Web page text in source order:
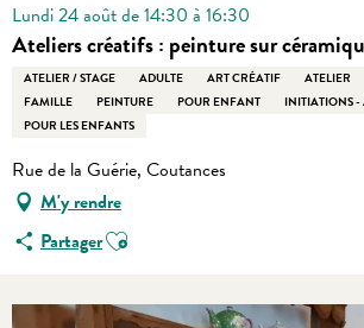
Lundi 24 août de 14:30 à 16:30
Ateliers créatifs : peinture sur
ATELIER / STAGE ADULTE ART CRÉATIF ATELIER
FAMILLE
PEINTURE POUR ENFANT
INITIATIONS -
POUR LES ENFANTS
Rue de la Guérie, Coutances
M'y rendre
PartagerAjouter aux favoris